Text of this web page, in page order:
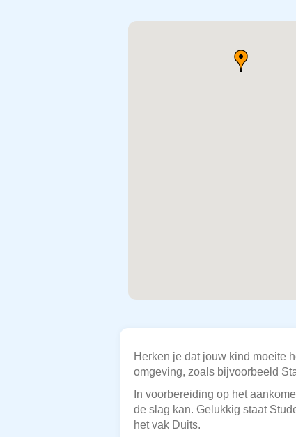
Herken je dat jouw kind moeite
omgeving, zoals bijvoorbeeld
In voorbereiding op het
de slag kan. Gelukkig staat
het vak Duits.